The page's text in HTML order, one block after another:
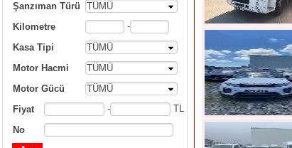
Şanzıman Türü
TÜMÜ
Kilometre
-
Kasa Tipi
TÜMÜ
Motor Hacmi
TÜMÜ
Motor Gücü
TÜMÜ
Fiyat
- TL
No